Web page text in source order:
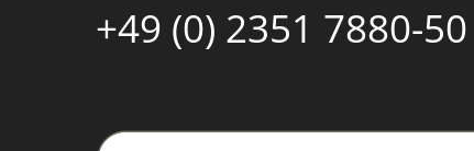
+49 (0) 2351 7880-50